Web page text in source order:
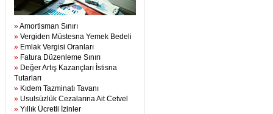
»Amortisman Sınırı
» Vergiden Müstesna Yemek Bedeli
» Emlak Vergisi Oranları
» Fatura Düzenleme Sınırı
» Değer Artış Kazançları İstisna
Tutarları
» Kıdem Tazminatı Tavanı
» Usulsüzlük Cezalarına Ait Cetvel
» Yıllık Ücretli İzinler